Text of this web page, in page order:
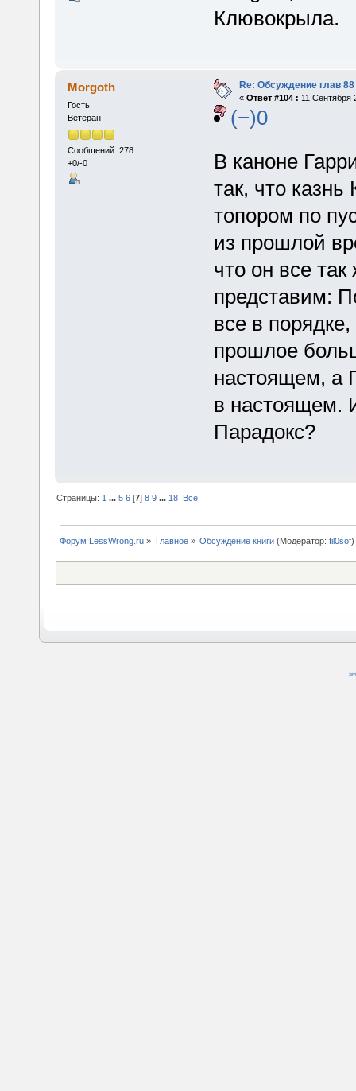
Клювокрыла.
Morgoth
Гость
Ветеран
Сообщений: 278
+0/-0
Re: Обсуждение глав 88
« Ответ #104 : 11 Сентября
(−)0
В каноне
так, что
топором по
из прошлой
что он все
представим:
все в
прошлое
настоящем, а
в настоящем.
Парадокс?
Страницы: 1 ...5 6 [7]8 9 ... 18 Все
Форум LessWrong.ru » Главное» Обсуждение книги(Модератор: fil0sof)